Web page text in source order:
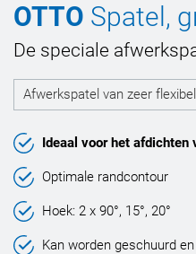
OTTO Spatel,
De speciale
Afwerkspatel van zeer
Ideaal voor het afdichten
Optimale randcontour
Hoek: 2 x 90°, 15°, 20°
Kan worden geschuurd